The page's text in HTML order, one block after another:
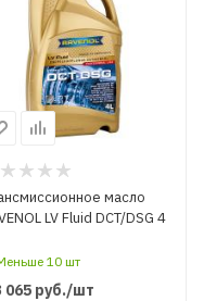
масло
LV Fluid DCT/DSG 4
10 шт
065руб./шт